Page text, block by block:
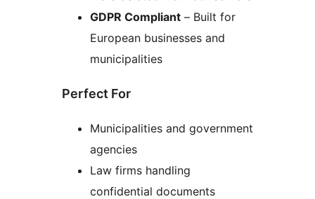
GDPR Compliant – Built for
European businesses and
municipalities
Perfect For
Municipalities and government
agencies
Law firms handling
confidential documents